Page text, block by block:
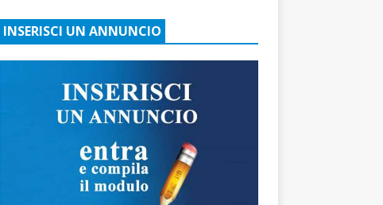
INSERISCI UN ANNUNCIO